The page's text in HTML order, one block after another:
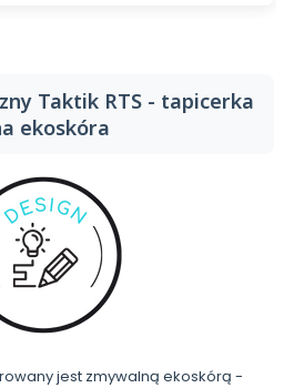
Taktik RTS - tapicerka
ekoskóra
jest zmywalną ekoskórą -